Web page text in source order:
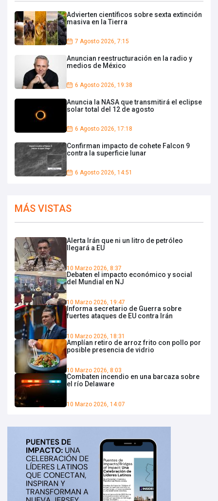
Advierten científicos sobre sexta extinción
masiva en la Tierra
7 Agosto 2026, 7:15
Anuncian reestructuración en la radio y
medios de México
6 Agosto 2026, 19:38
Anuncia la NASA que transmitirá el eclipse
solar total del 12 de agosto
6 Agosto 2026, 17:18
Confirman impacto de cohete Falcon 9
contra la superficie lunar
6 Agosto 2026, 14:51
MÁS VISTAS
Alerta Irán que ni un litro de petróleo
llegará a EU
10 Marzo 2026, 8:37
Debaten el impacto económico y social
del Mundial en NJ
10 Marzo 2026, 19:47
Informa secretario de Guerra sobre
fuertes ataques de EU contra Irán
10 Marzo 2026, 18:31
Amplían retiro de arroz frito con pollo por
posible presencia de vidrio
10 Marzo 2026, 8:03
Combaten incendio en una barcaza sobre
el río Delaware
10 Marzo 2026, 14:07